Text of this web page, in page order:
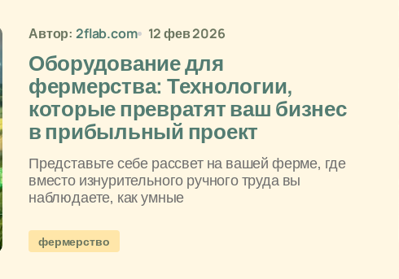
Автор: 2flab.com 12 фев 2026
Оборудование для
фермерства: Технологии,
которые превратят ваш бизнес
в прибыльный проект
Представьте себе рассвет на вашей ферме, где
вместо изнурительного ручного труда вы
наблюдаете, как умные
фермерство